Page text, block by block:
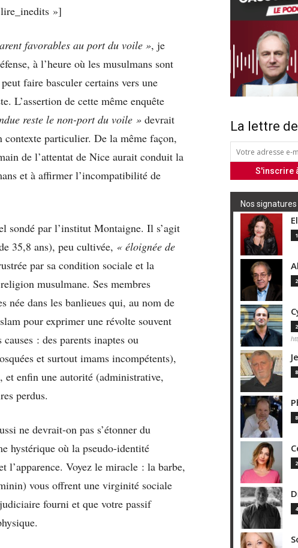
»]
favorables au port du voile », je
à l’heure où les musulmans sont
faire basculer certains vers une
L’assertion de cette même enquête
reste le non-port du voile » devrait
contexte particulier. De la même façon,
de l’attentat de Nice aurait conduit la
et à affirmer l’incompatibilité de
sondé par l’institut Montaigne. Il s’agit
35,8 ans), peu cultivée, « éloignée de
par sa condition sociale et la
musulmane. Ses membres
née dans les banlieues qui, au nom de
pour exprimer une révolte souvent
: des parents inaptes ou
et surtout imams incompétents),
enfin une autorité (administrative,
perdus.
ne devrait-on pas s’étonner du
hystérique où la pseudo-identité
l’apparence. Voyez le miracle : la barbe,
vous offrent une virginité sociale
fourni et que votre passif
La lettre
Nos signatures